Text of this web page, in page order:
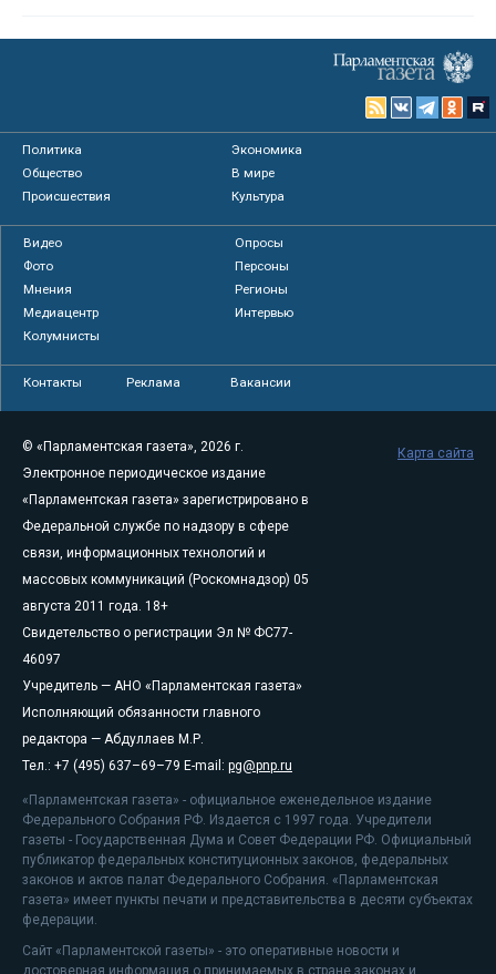
Политика
Экономика
Общество
В мире
Происшествия
Культура
Видео
Опросы
Фото
Персоны
Мнения
Регионы
Медиацентр
Интервью
Колумнисты
Контакты Реклама Вакансии
© «Парламентская газета», 2026 г.
Электронное периодическое издание
«Парламентская газета» зарегистрировано в
Федеральной службе по надзору в сфере
связи, информационных технологий и
массовых коммуникаций (Роскомнадзор) 05
августа 2011 года. 18+
Свидетельство о регистрации Эл № ФС77-
46097
Учредитель — АНО «Парламентская газета»
Исполняющий обязанности главного
редактора — Абдуллаев М.Р.
Тел.: +7 (495) 637–69–79 E-mail: pg@pnp.ru
«Парламентская газета» - официальное еженедельное издание
Федерального Собрания РФ. Издается с 1997 года. Учредители
газеты - Государственная Дума и Совет Федерации РФ. Официальный
публикатор федеральных конституционных законов, федеральных
законов и актов палат Федерального Собрания. «Парламентская
газета» имеет пункты печати и представительства в десяти субъектах
федерации.
Сайт «Парламентской газеты» - это оперативные новости и
достоверная информация о принимаемых в стране законах и
Карта сайта